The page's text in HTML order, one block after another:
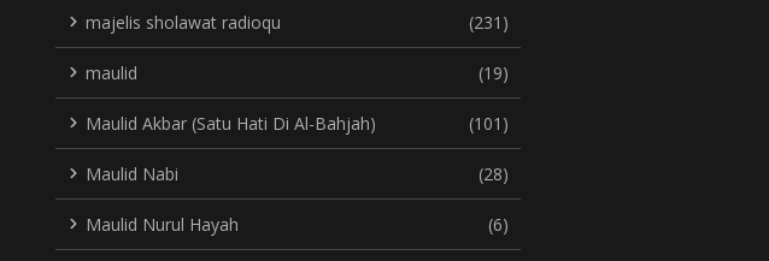
majelis sholawat radioqu (231)
maulid (19)
Maulid Akbar (Satu Hati Di Al-Bahjah) (101)
Maulid Nabi (28)
Maulid Nurul Hayah (6)